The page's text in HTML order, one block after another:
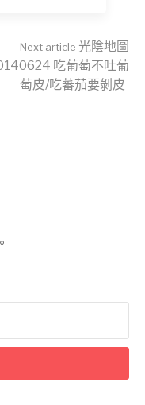
Next article 光陰地圖
吃葡萄不吐葡
萄皮/吃蕃茄要剝皮